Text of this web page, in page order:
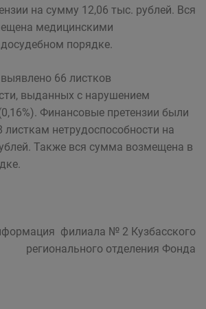
на сумму 12,06 тыс. рублей. Вся
медицинскими
порядке.
66 листков
выданных с нарушением
Финансовые претензии были
нетрудоспособности на
Также вся сумма возмещена в
филиала № 2 Кузбасского
регионального отделения Фонда